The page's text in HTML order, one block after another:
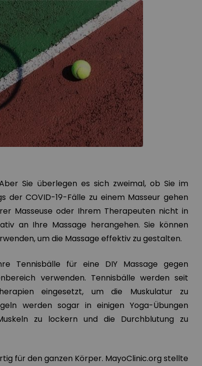
Sie überlegen es sich zweimal, ob Sie im
der COVID-19-Fälle zu einem Masseur gehen
Masseuse oder Ihrem Therapeuten nicht in
an Ihre Massage herangehen. Sie können
um die Massage effektiv zu gestalten.
Tennisbälle für eine DIY Massage gegen
verwenden. Tennisbälle werden seit
eingesetzt, um die Muskulatur zu
werden sogar in einigen Yoga-Übungen
zu lockern und die Durchblutung zu
für den ganzen Körper. MayoClinic.org stellte